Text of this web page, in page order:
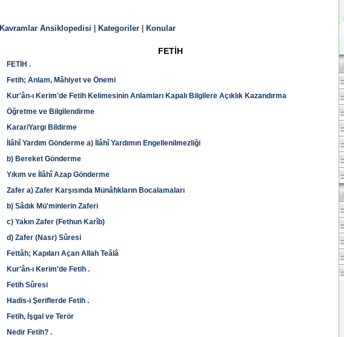
Kavramlar Ansiklopedisi Kategoriler Konular
FETİH
FETİH .
Fetih; Anlam, Mâhiyet ve Önemi
Kur'ân-ı Kerim'de Fetih Kelimesinin Anlamları Kapalı Bilgilere Açıklık Kazandırma
Öğretme ve Bilgilendirme
Karar/Yargı Bildirme
İlâhî Yardım Gönderme a) İlâhî Yardımın Engellenilmezliği
b) Bereket Gönderme
Yıkım ve İlâhî Azap Gönderme
Zafer a) Zafer Karşısında Münâfıkların Bocalamaları
b) Sâdık Mü'minlerin Zaferi
c) Yakın Zafer (Fethun Karîb)
d) Zafer (Nasr) Sûresi
Fettâh; Kapıları Açan Allah Teâlâ
Kur'ân-ı Kerim'de Fetih .
Fetih Sûresi
Hadis-i Şeriflerde Fetih .
Fetih, İşgal ve Terör
Nedir Fetih? .